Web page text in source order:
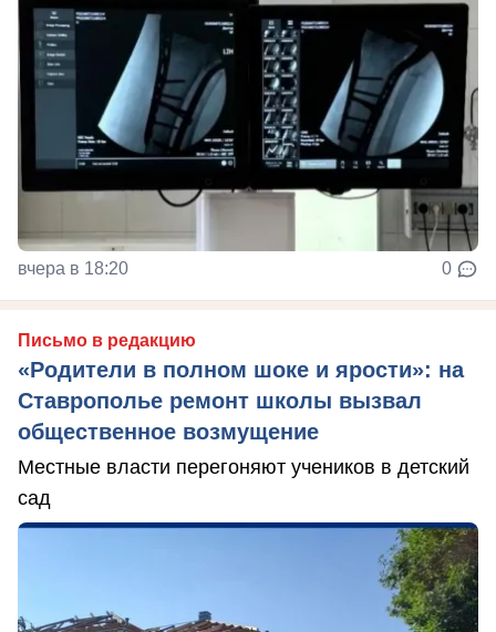
вчера в 18:20 0
Письмо в редакцию
«Родители в полном шоке и ярости»: на
Ставрополье ремонт школы вызвал
общественное возмущение
Местные власти перегоняют учеников в детский
сад